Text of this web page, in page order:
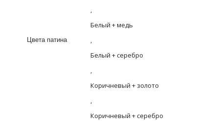
Цвета патина
,
Белый + медь
,
Белый + серебро
,
Коричневый + золото
,
Коричневый + серебро